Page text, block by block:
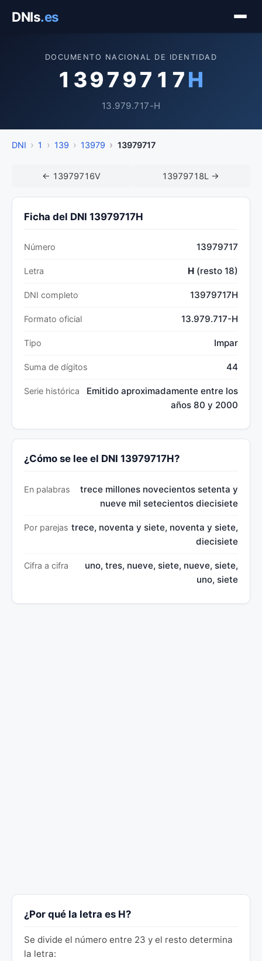
DNIs.es
DOCUMENTO NACIONAL DE IDENTIDAD
13979717H
13.979.717-H
DNI 1 139 13979 13979717
← 13979716V 13979718L →
Ficha del DNI 13979717H
Número 13979717
Letra H (resto 18)
DNI completo 13979717H
Formato oficial 13.979.717-H
Tipo Impar
Suma de dígitos 44
Serie histórica
Emitido aproximadamente entre los
años 80 y 2000
¿Cómo se lee el DNI 13979717H?
En palabras
trece millones novecientos setenta y
nueve mil setecientos diecisiete
Por parejas trece, noventa y siete, noventa y siete,
diecisiete
Cifra a cifra
uno, tres, nueve, siete, nueve, siete,
uno, siete
¿Por qué la letra es H?
Se divide el número entre 23 y el resto determina
la letra: